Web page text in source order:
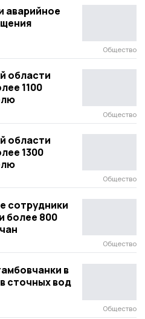
аварийное
Общество
области
1100
Общество
области
1300
Общество
сотрудники
более 800
Общество
в
сточных вод
Общество